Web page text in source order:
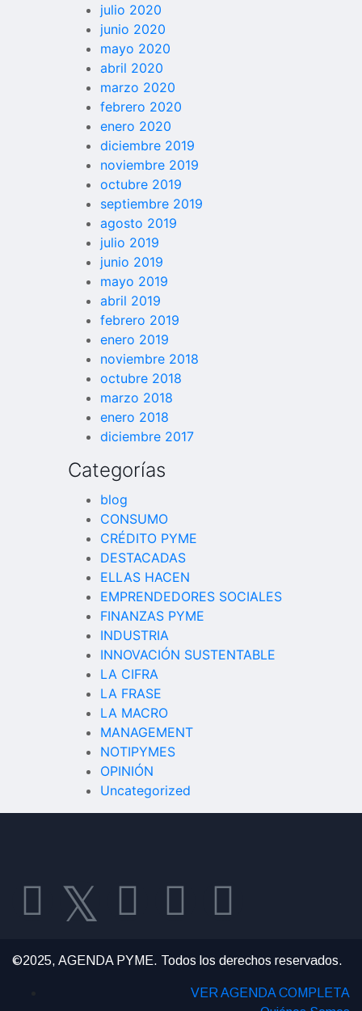
julio 2020
junio 2020
mayo 2020
abril 2020
marzo 2020
febrero 2020
enero 2020
diciembre 2019
noviembre 2019
octubre 2019
septiembre 2019
agosto 2019
julio 2019
junio 2019
mayo 2019
abril 2019
febrero 2019
enero 2019
noviembre 2018
octubre 2018
marzo 2018
enero 2018
diciembre 2017
Categorías
blog
CONSUMO
CRÉDITO PYME
DESTACADAS
ELLAS HACEN
EMPRENDEDORES SOCIALES
FINANZAS PYME
INDUSTRIA
INNOVACIÓN SUSTENTABLE
LA CIFRA
LA FRASE
LA MACRO
MANAGEMENT
NOTIPYMES
OPINIÓN
Uncategorized
©2025, AGENDA PYME. Todos los derechos reservados.
VER AGENDA COMPLETA